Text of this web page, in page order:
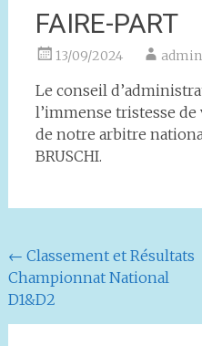
FAIRE-PART
13/09/2024 admin
Le conseil
l’immense tristesse
de notre arbitre
BRUSCHI.
Navigation
de
l'article
← Classement et Résultats
Championnat National
D1&D2